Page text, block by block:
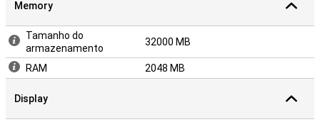
Memory
Tamanho do
armazenamento
32000 MB
RAM 2048 MB
Display